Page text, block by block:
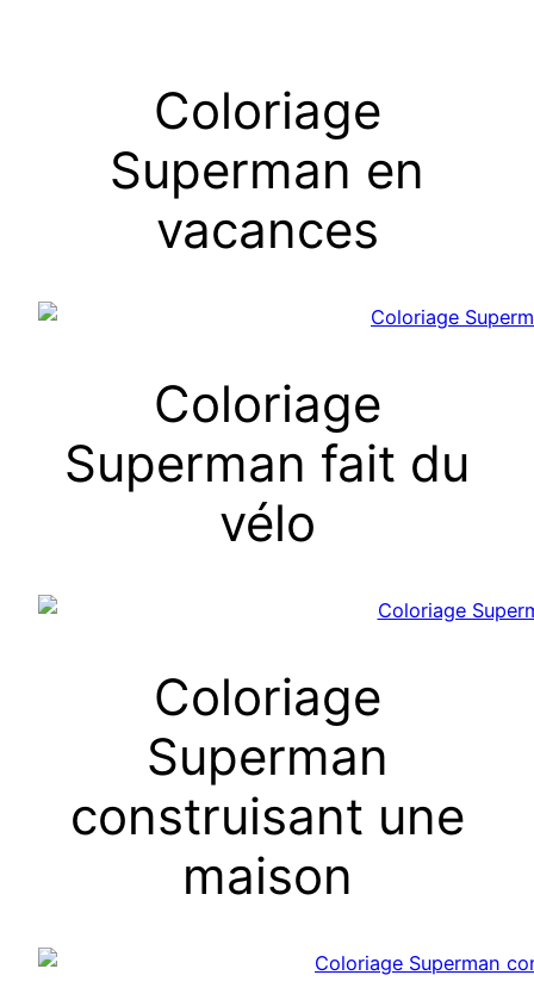
Coloriage
Superman en
vacances
Coloriage
Superman fait du
vélo
Coloriage
Superman
construisant une
maison